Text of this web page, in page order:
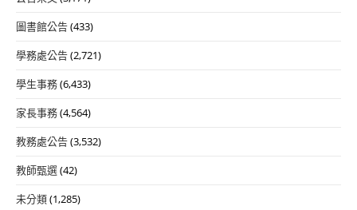
圖書館公告(433)
學務處公告(2,721)
學生事務(6,433)
家長事務(4,564)
教務處公告(3,532)
教師甄選(42)
未分類(1,285)